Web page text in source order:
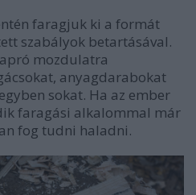
faragjuk ki a formát
szabályok betartásával.
mozdulatra
anyagdarabokat
sokat. Ha az ember
faragási alkalommal már
fog tudni haladni.